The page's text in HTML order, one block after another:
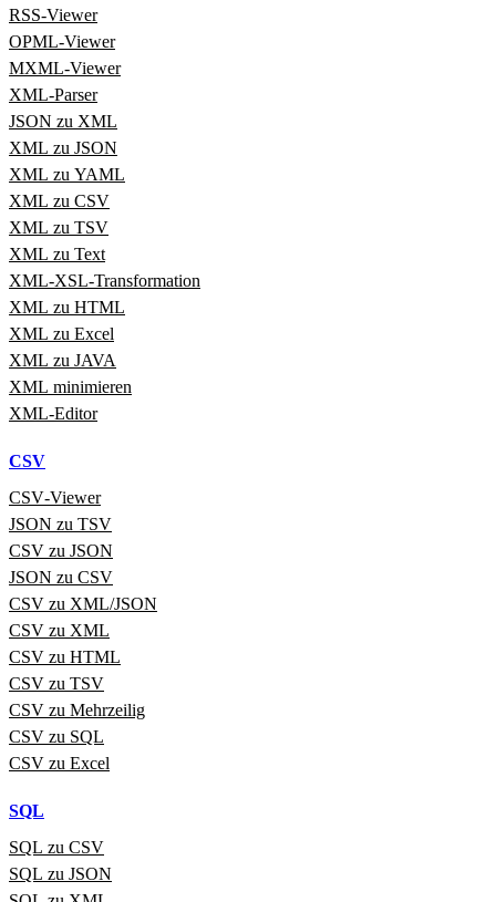
RSS‑Viewer
OPML‑Viewer
MXML‑Viewer
XML‑Parser
JSON zu XML
XML zu JSON
XML zu YAML
XML zu CSV
XML zu TSV
XML zu Text
XML‑XSL‑Transformation
XML zu HTML
XML zu Excel
XML zu JAVA
XML minimieren
XML‑Editor
CSV
CSV‑Viewer
JSON zu TSV
CSV zu JSON
JSON zu CSV
CSV zu XML/JSON
CSV zu XML
CSV zu HTML
CSV zu TSV
CSV zu Mehrzeilig
CSV zu SQL
CSV zu Excel
SQL
SQL zu CSV
SQL zu JSON